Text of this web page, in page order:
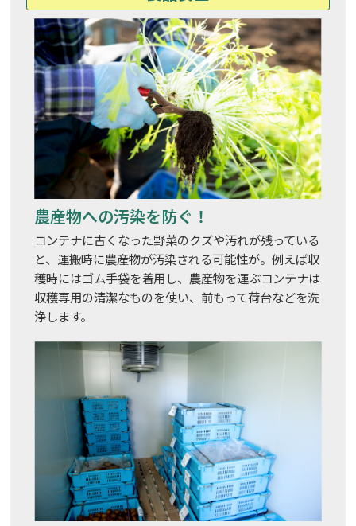
農産物への汚染を防ぐ！
コンテナに古くなった野菜のクズや汚れが残っている
と、運搬時に農産物が汚染される可能性が。例えば収
穫時にはゴム手袋を着用し、農産物を運ぶコンテナは
収穫専用の清潔なものを使い、前もって荷台などを洗
浄します。